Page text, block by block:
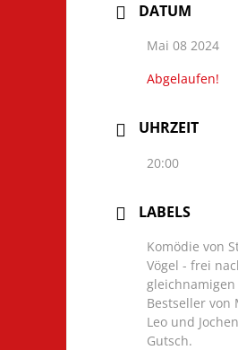
DATUM
Mai 08 2024
Abgelaufen!
UHRZEIT
20:00
LABELS
Komödie von
Vögel - frei
gleichnamigen
Bestseller von
Leo und Jochen
Gutsch.